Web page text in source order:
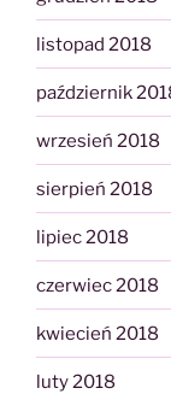
listopad 2018
październik
wrzesień 2018
sierpień 2018
lipiec 2018
czerwiec 2018
kwiecień 2018
luty 2018